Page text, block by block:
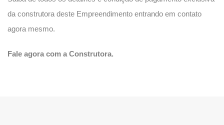
da construtora deste Empreendimento entrando em contato
agora mesmo.
Fale agora com a Construtora.